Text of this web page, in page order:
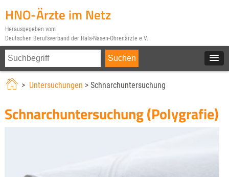
HNO-Ärzte im Netz
Herausgegeben vom
Deutschen Berufsverband der Hals-Nasen-Ohrenärzte e.V.
> Untersuchungen > Schnarchuntersuchung
Schnarchuntersuchung (Polygrafie)